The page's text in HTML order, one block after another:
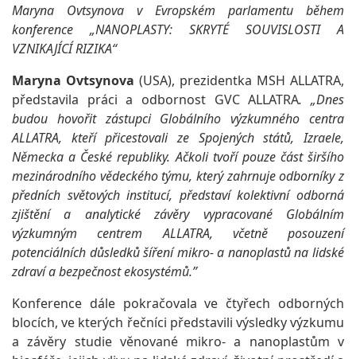
Maryna Ovtsynova
v Evropském parlamentu během
konference „NANOPLASTY: SKRYTÉ SOUVISLOSTI A
VZNIKAJÍCÍ RIZIKA“
Maryna Ovtsynova (USA), prezidentka MSH ALLATRA,
představila práci a odbornost GVC ALLATRA. „Dnes
budou hovořit zástupci Globálního výzkumného centra
ALLATRA, kteří přicestovali ze Spojených států, Izraele,
Německa a České republiky. Ačkoli tvoří pouze část širšího
mezinárodního vědeckého týmu, který zahrnuje odborníky z
předních světových institucí, představí kolektivní odborná
zjištění a analytické závěry vypracované Globálním
výzkumným centrem ALLATRA, včetně posouzení
potenciálních důsledků šíření mikro- a nanoplastů na lidské
zdraví a bezpečnost ekosystémů.”
Konference dále pokračovala ve čtyřech odborných
blocích, ve kterých řečníci představili výsledky výzkumu
a závěry studie věnované mikro- a nanoplastům v